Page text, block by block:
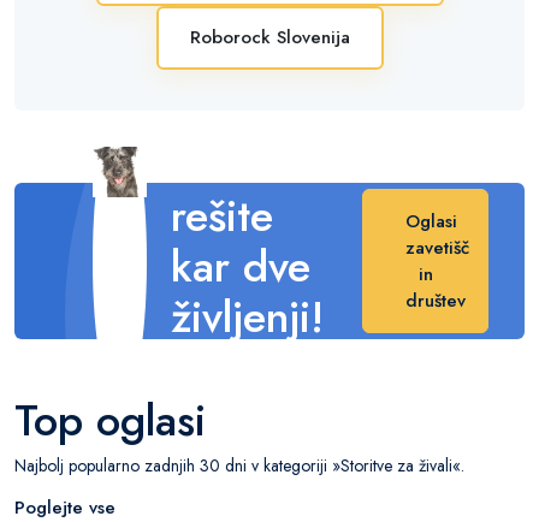
Roborock Slovenija
in s tem
rešite
kar dve
življenji!
življenju.
Oglasi
zavetišč
in
društev
Top oglasi
Najbolj popularno zadnjih 30 dni v kategoriji »Storitve za živali«.
Poglejte vse